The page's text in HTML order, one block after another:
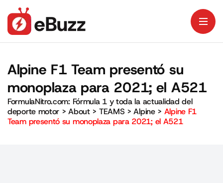
Alpine F1 Team presentó su
monoplaza para 2021; el A521
FormulaNitro.com: Fórmula 1 y toda la actualidad del
deporte motor >About> TEAMS >Alpine> Alpine F1
Team presentó su monoplaza para 2021; el A521